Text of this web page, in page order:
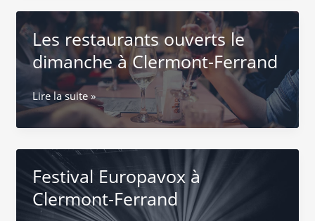
Dôme
Les restaurants ouverts le
dimanche à Clermont-Ferrand
Les
restaurants
ouverts
dimanche
à
Clermont-
Ferrand
Lire la suite »
Festival Europavox à
Clermont-Ferrand